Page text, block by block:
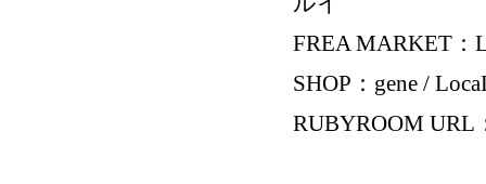
FREA MARKET：
SHOP：gene /
RUBYROOM URL